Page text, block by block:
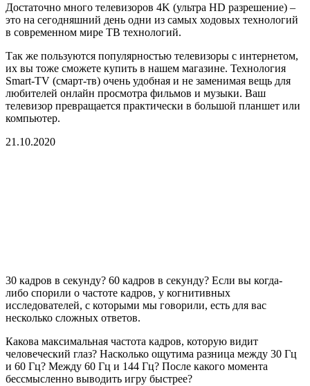
Достаточно много телевизоров 4K (ультра HD разрешение) –
это на сегодняшний день одни из самых ходовых технологий
в современном мире ТВ технологий.
Так же пользуются популярностью телевизоры с интернетом,
их вы тоже сможете купить в нашем магазине. Технология
Smart-TV (смарт-тв) очень удобная и не заменимая вещь для
любителей онлайн просмотра фильмов и музыки. Ваш
телевизор превращается практически в большой планшет или
компьютер.
21.10.2020
30 кадров в секунду? 60 кадров в секунду? Если вы когда-
либо спорили о частоте кадров, у когнитивных
исследователей, с которыми мы говорили, есть для вас
несколько сложных ответов.
Какова максимальная частота кадров, которую видит
человеческий глаз? Насколько ощутима разница между 30 Гц
и 60 Гц? Между 60 Гц и 144 Гц? После какого момента
бессмысленно выводить игру быстрее?